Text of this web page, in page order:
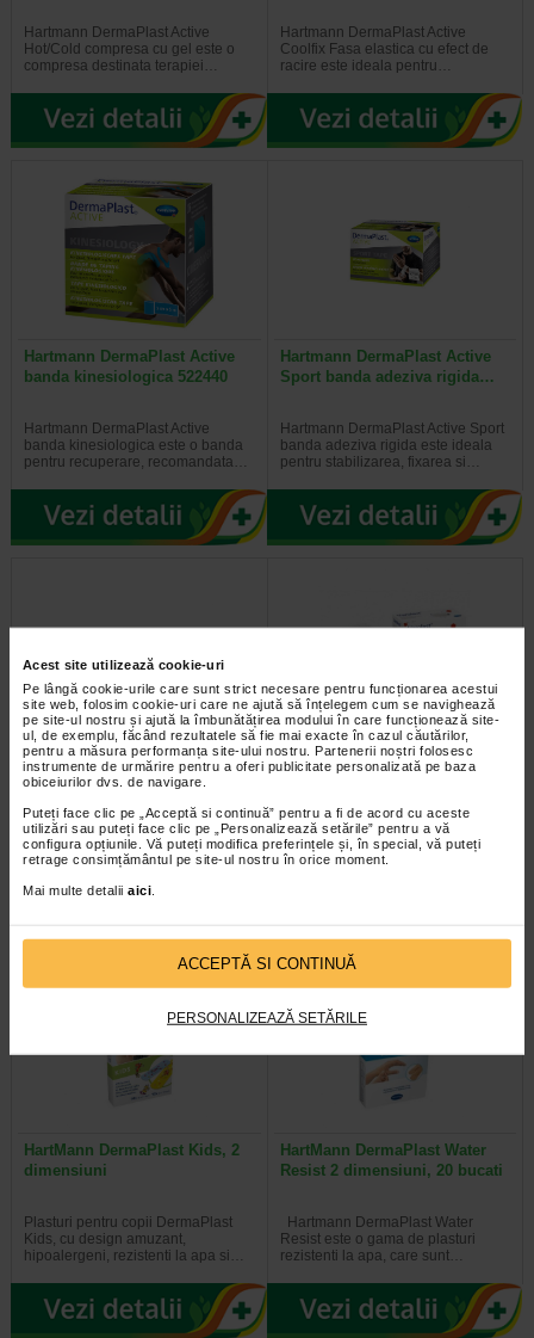
Acest site utilizează cookie-uri
Pe lângă cookie-urile care sunt strict necesare pentru funcționarea acestui
site web, folosim cookie-uri care ne ajută să înțelegem cum se navighează
pe site-ul nostru și ajută la îmbunătățirea modului în care funcționează site-
ul, de exemplu, făcând rezultatele să fie mai exacte în cazul căutărilor,
pentru a măsura performanța site-ului nostru. Partenerii noștri folosesc
instrumente de urmărire pentru a oferi publicitate personalizată pe baza
obiceiurilor dvs. de navigare.
Puteți face clic pe „Acceptă si continuă” pentru a fi de acord cu aceste
utilizări sau puteți face clic pe „Personalizează setările” pentru a vă
configura opțiunile. Vă puteți modifica preferințele și, în special, vă puteți
retrage consimțământul pe site-ul nostru în orice moment.
Mai multe detalii aici
ACCEPTĂ SI CONTINUĂ
PERSONALIZEAZĂ SETĂRILE
Hartmann DermaPlast Active
Hot/Cold compresa cu gel este o
compresa destinata terapiei…
Hartmann DermaPlast Active
Coolfix Fasa elastica cu efect de
racire este ideala pentru…
Hartmann DermaPlast Active
banda kinesiologica 522440
Hartmann DermaPlast Active
banda kinesiologica este o banda
pentru recuperare, recomandata…
Hartmann DermaPlast Active
Sport banda adeziva rigida…
Hartmann DermaPlast Active Sport
banda adeziva rigida este ideala
pentru stabilizarea, fixarea si…
Hartmann DermaPlast Active
Sportfix bandaj pentru fixare…
Hartmann DermaPlast Active
Sportfix bandaj pentru fixare este o
fasa cu tractiune scurta ideala…
HartMann Varolast Plus, fasa
elastica cu Zinc, 10 cm x10 m
Varolast Plus HartMann Fasa
elastica cu zinc -
decongestioneaza rapid si…
HartMann DermaPlast Kids, 2
dimensiuni
Plasturi pentru copii DermaPlast
Kids, cu design amuzant,
hipoalergeni, rezistenti la apa si…
HartMann DermaPlast Water
Resist 2 dimensiuni, 20 bucati
Hartmann DermaPlast Water
Resist este o gama de plasturi
rezistenti la apa, care sunt…